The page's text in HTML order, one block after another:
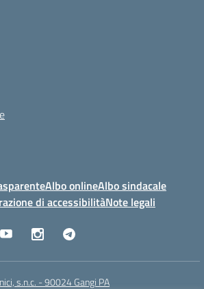
Albo onlineAlbo sindacale
di accessibilitàNote legali
s.n.c. - 90024 Gangi PA